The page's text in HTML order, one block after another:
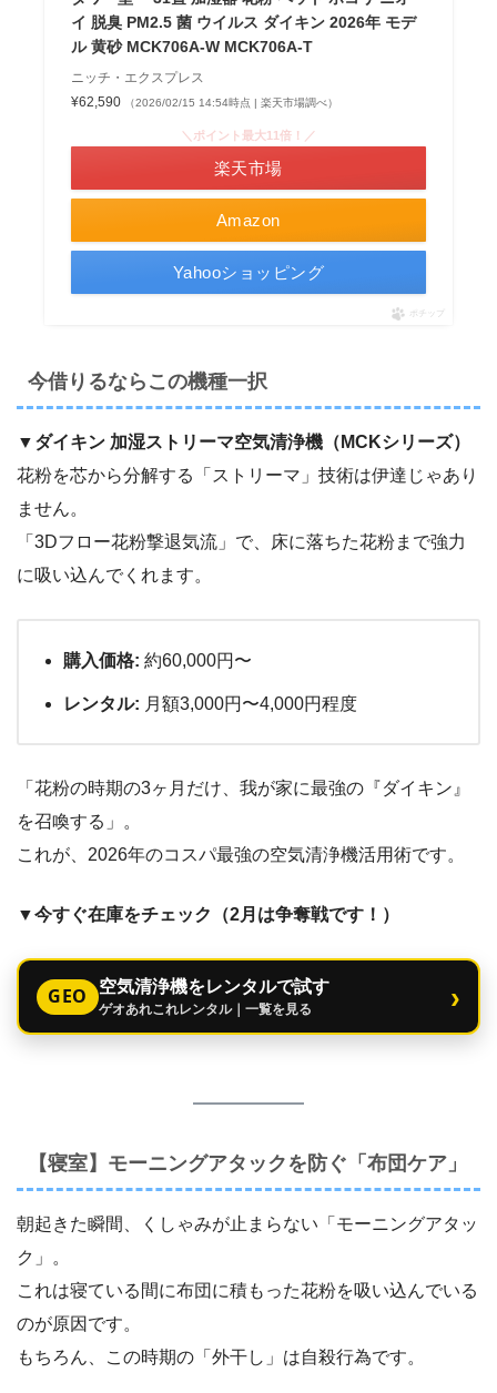
イ 脱臭 PM2.5 菌 ウイルス ダイキン 2026年 モデ
ル 黄砂 MCK706A-W MCK706A-T
ニッチ・エクスプレス
¥62,590
（2026/02/15 14:54時点 | 楽天市場調べ）
Amazon
＼ポイント最大11倍！／
楽天市場
Yahooショッピング
ポチップ
今借りるならこの機種一択
▼ダイキン 加湿ストリーマ空気清浄機（MCKシリーズ）
花粉を芯から分解する「ストリーマ」技術は伊達じゃあり
ません。
「3Dフロー花粉撃退気流」で、床に落ちた花粉まで強力
に吸い込んでくれます。
購入価格: 約60,000円〜
レンタル: 月額3,000円〜4,000円程度
「花粉の時期の3ヶ月だけ、我が家に最強の『ダイキン』
を召喚する」。
これが、2026年のコスパ最強の空気清浄機活用術です。
▼今すぐ在庫をチェック（2月は争奪戦です！）
GEO 空気清浄機をレンタルで試す
ゲオあれこれレンタル｜一覧を見る ›
【寝室】モーニングアタックを防ぐ「布団ケア」
朝起きた瞬間、くしゃみが止まらない「モーニングアタッ
ク」。
これは寝ている間に布団に積もった花粉を吸い込んでいる
のが原因です。
もちろん、この時期の「外干し」は自殺行為です。